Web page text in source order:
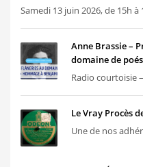
Samedi 13 juin 2026, de 15h à
Anne Brassie –
domaine de
Radio courtoisie
Le Vray Procès
Une de nos